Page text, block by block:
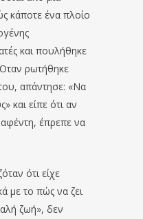
κάποτε ένα πλοίο
και πουλήθηκε
ρωτήθηκε
απάντησε: «Να
και είπε ότι αν
έπρεπε να
ότι είχε
με το πώς να ζει
ζωή», δεν